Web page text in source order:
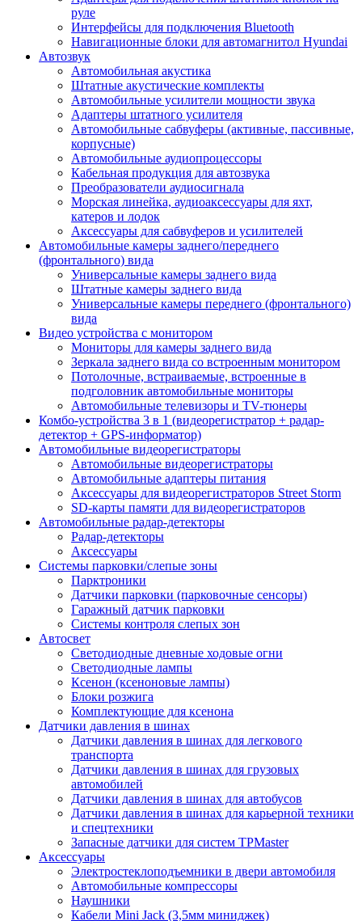
руле
Интерфейсы для подключения Bluetooth
Навигационные блоки для автомагнитол Hyundai
Автозвук
Автомобильная акустика
Штатные акустические комплекты
Автомобильные усилители мощности звука
Адаптеры штатного усилителя
Автомобильные сабвуферы (активные, пассивные,
корпусные)
Автомобильные аудиопроцессоры
Кабельная продукция для автозвука
Преобразователи аудиосигнала
Морская линейка, аудиоаксессуары для яхт,
катеров и лодок
Аксессуары для сабвуферов и усилителей
Автомобильные камеры заднего/переднего
(фронтального) вида
Универсальные камеры заднего вида
Штатные камеры заднего вида
Универсальные камеры переднего (фронтального)
вида
Видео устройства c монитором
Мониторы для камеры заднего вида
Зеркала заднего вида со встроенным монитором
Потолочные, встраиваемые, встроенные в
подголовник автомобильные мониторы
Автомобильные телевизоры и TV-тюнеры
Комбо-устройства 3 в 1 (видеорегистратор + радар-
детектор + GPS-информатор)
Автомобильные видеорегистраторы
Автомобильные видеорегистраторы
Автомобильные адаптеры питания
Аксессуары для видеорегистраторов Street Storm
SD-карты памяти для видеорегистраторов
Автомобильные радар-детекторы
Радар-детекторы
Аксессуары
Системы парковки/слепые зоны
Парктроники
Датчики парковки (парковочные сенсоры)
Гаражный датчик парковки
Системы контроля слепых зон
Автосвет
Светодиодные дневные ходовые огни
Светодиодные лампы
Ксенон (ксеноновые лампы)
Блоки розжига
Комплектующие для ксенона
Датчики давления в шинах
Датчики давления в шинах для легкового
транспорта
Датчики давления в шинах для грузовых
автомобилей
Датчики давления в шинах для автобусов
Датчики давления в шинах для карьерной техники
и спецтехники
Запасные датчики для систем TPMaster
Аксессуары
Электростеклоподъемники в двери автомобиля
Автомобильные компрессоры
Наушники
Кабели Mini Jack (3,5мм миниджек)